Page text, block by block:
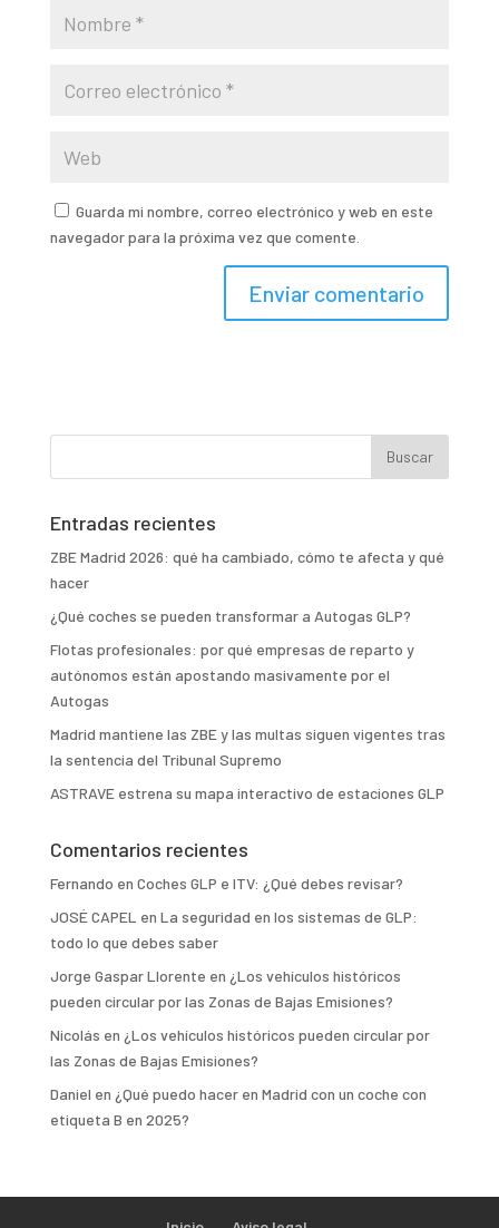
Guarda mi nombre, correo electrónico y web en este
navegador para la próxima vez que comente.
Entradas recientes
ZBE Madrid 2026: qué ha cambiado, cómo te afecta y qué
hacer
¿Qué coches se pueden transformar a Autogas GLP?
Flotas profesionales: por qué empresas de reparto y
autónomos están apostando masivamente por el
Autogas
Madrid mantiene las ZBE y las multas siguen vigentes tras
la sentencia del Tribunal Supremo
ASTRAVE estrena su mapa interactivo de estaciones GLP
Comentarios recientes
Fernando en Coches GLP e ITV: ¿Qué debes revisar?
JOSÉ CAPEL en La seguridad en los sistemas de GLP:
todo lo que debes saber
Jorge Gaspar Llorente en ¿Los vehículos históricos
pueden circular por las Zonas de Bajas Emisiones?
Nicolás en ¿Los vehículos históricos pueden circular por
las Zonas de Bajas Emisiones?
Daniel en ¿Qué puedo hacer en Madrid con un coche con
etiqueta B en 2025?